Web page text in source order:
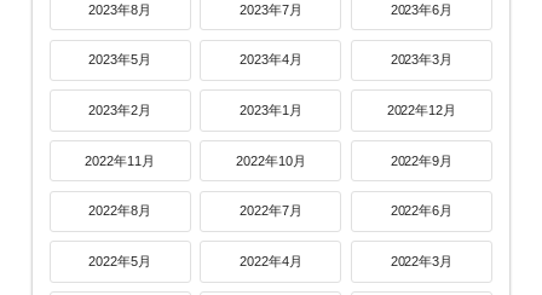
2023年8月 2023年7月 2023年6月
2023年5月 2023年4月 2023年3月
2023年2月 2023年1月 2022年12月
2022年11月 2022年10月 2022年9月
2022年8月 2022年7月 2022年6月
2022年5月 2022年4月 2022年3月